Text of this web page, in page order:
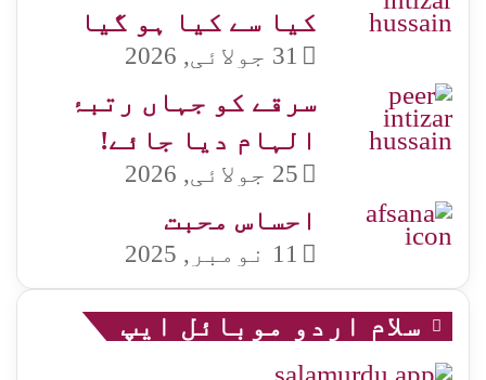
کیا سے کیا ہو گیا
31 جولائی, 2026
سرقے کو جہاں رتبۂ
الہام دیا جائے!
25 جولائی, 2026
احساس محبت
11 نومبر, 2025
سلام اردو موبائل ایپ